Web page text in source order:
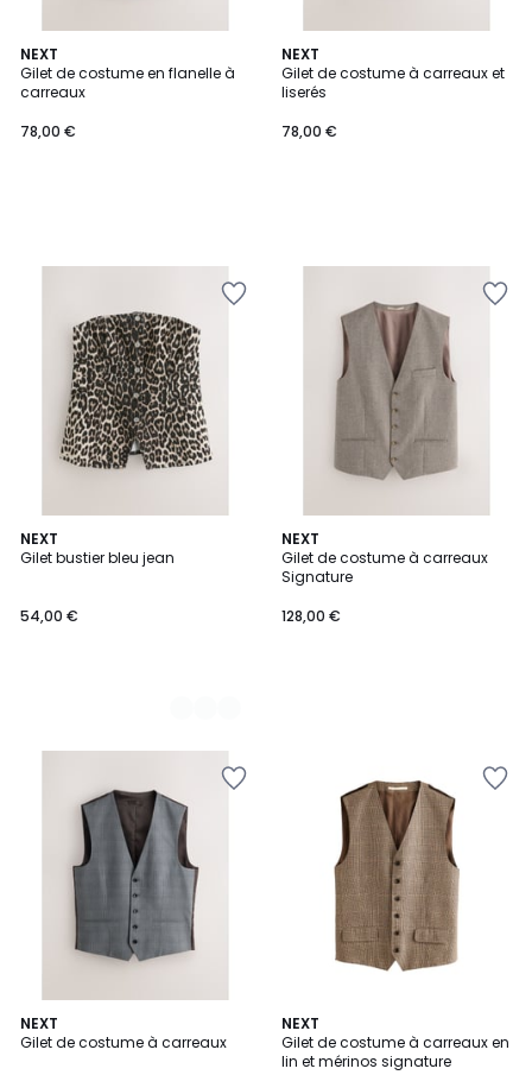
NEXT
Gilet de costume en flanelle à
carreaux
78,00 €
NEXT
Gilet de costume à carreaux et
liserés
78,00 €
NEXT
Gilet bustier bleu jean
54,00 €
2
Couleurs
NEXT
Gilet de costume à carreaux
Signature
128,00 €
NEXT
Gilet de costume à carreaux
2
Couleurs
NEXT
Gilet de costume à carreaux en
lin et mérinos signature